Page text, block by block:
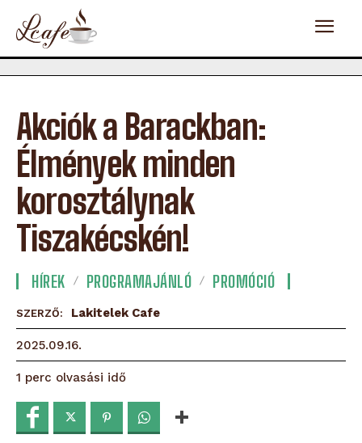
Akciók a Barackban:
Élmények minden
korosztálynak
Tiszakécskén!
HÍREK PROGRAMAJÁNLÓ PROMÓCIÓ
SZERZŐ: Lakitelek Cafe
2025.09.16.
1 perc olvasási idő